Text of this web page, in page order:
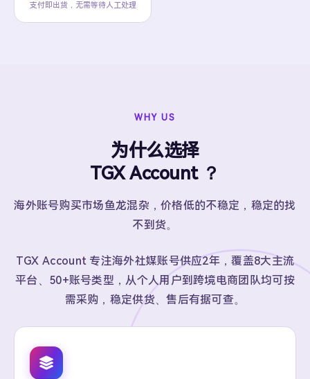
支付即出货，无需等待人工处理
WHY US
为什么选择
TGX Account ？
海外账号购买市场鱼龙混杂，价格低的不稳定，稳定的找
不到货。
TGX Account 专注海外社媒账号供应2年，覆盖8大主流
平台、50+账号类型，从个人用户到跨境电商团队均可按
需采购，稳定供货、售后有据可查。